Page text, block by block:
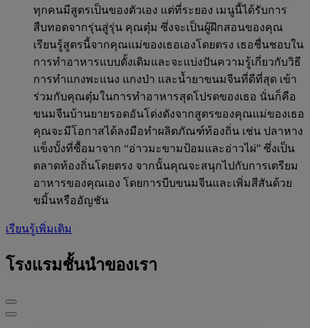
ทุกคนมีสูตรเป็นของตัวเอง แต่ที่ระยอง เมนูนี้ได้รับการ
สืบทอดจากรุ่นสู่รุ่น คุณตุ๋ม ซึ่งจะเป็นผู้ฝึกสอนของคุณ
เรียนรู้สูตรนี้จากคุณแม่ของเธอเองโดยตรง เธอชื่นชอบใน
การทำอาหารแบบดั้งเดิมและจะแบ่งปันความรู้เกี่ยวกับวิธี
การทำแกงพะแนง แกงป่า และน้ำยาขนมจีนที่ดีที่สุด เข้า
ร่วมกับคุณตุ๋มในการทำอาหารสุดโปรดของเธอ นั่นก็คือ
ขนมจีนบ้านยายรอดอันโด่งดังจากสูตรของคุณแม่ของเธอ
คุณจะมีโอกาสได้ลงมือทำผลิตภัณฑ์ท้องถิ่น เช่น ปลาหาง
แข็งบั้งที่ซื้อมาจาก “อ่าวมะขามป้อมและอ่าวไผ่” ซึ่งเป็น
ตลาดท้องถิ่นโดยตรง จากนั้นคุณจะสนุกไปกับการเตรียม
อาหารของคุณเอง โดยการบีบขนมจีนและเพิ่มสีสันด้วย
ขมิ้นหรืออัญชัน
เรียนรู้เพิ่มเติม
โรงแรมชั้นนำของเรา